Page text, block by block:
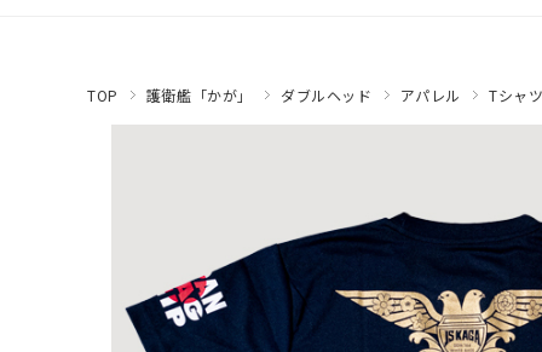
TOP 護衛艦「かが」 ダブルヘッド アパレル Tシャ